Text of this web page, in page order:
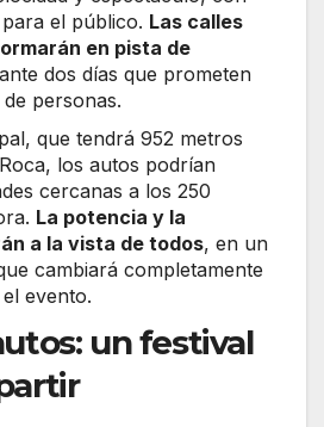
el público. Las calles
en pista de
dos días que prometen
personas.
que tendrá 952 metros
los autos podrían
cercanas a los 250
La potencia y la
a la vista de todos, en un
cambiará completamente
evento.
un festival